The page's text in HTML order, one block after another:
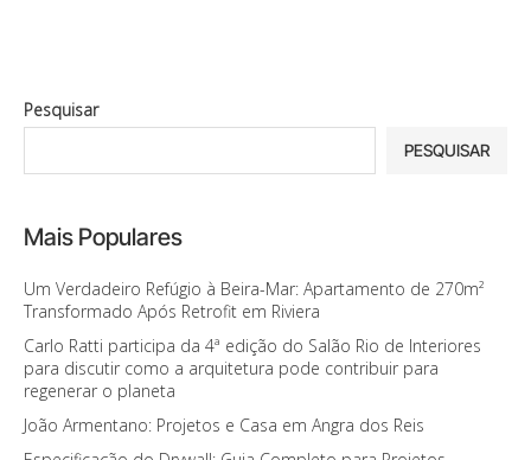
Pesquisar
PESQUISAR
Mais Populares
Um Verdadeiro Refúgio à Beira-Mar: Apartamento de 270m²
Transformado Após Retrofit em Riviera
Carlo Ratti participa da 4ª edição do Salão Rio de Interiores
para discutir como a arquitetura pode contribuir para
regenerar o planeta
João Armentano: Projetos e Casa em Angra dos Reis